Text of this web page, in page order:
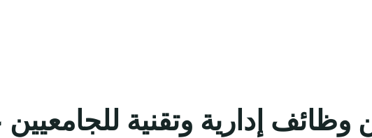
وظائف إدارية وتقنية